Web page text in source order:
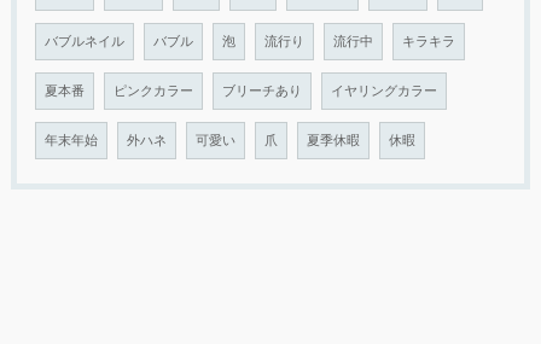
バブルネイル バブル 泡 流行り 流行中 キラキラ
夏本番 ピンクカラー ブリーチあり イヤリングカラー
年末年始 外ハネ 可愛い 爪 夏季休暇 休暇